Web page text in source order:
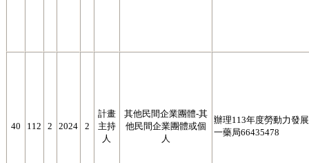
40 112 2 2024 2
計畫
主持
人
其他民間企業團體-其
他民間企業團體或個
人
辦理113年度勞動力發
一藥局66435478